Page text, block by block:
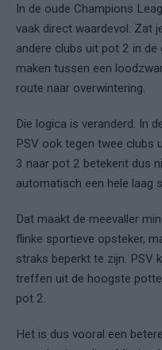
In de oude Champions
vaak direct waardevol. Zat
andere clubs uit pot 2 in
maken tussen een
route naar overwintering.
Die logica is veranderd. In
PSV ook tegen twee clubs
3 naar pot 2 betekent dus
automatisch een hele laag
Dat maakt de meevaller
flinke sportieve opsteker,
straks beperkt te zijn. PSV
treffen uit de hoogste
pot 2.
Het is dus vooral een